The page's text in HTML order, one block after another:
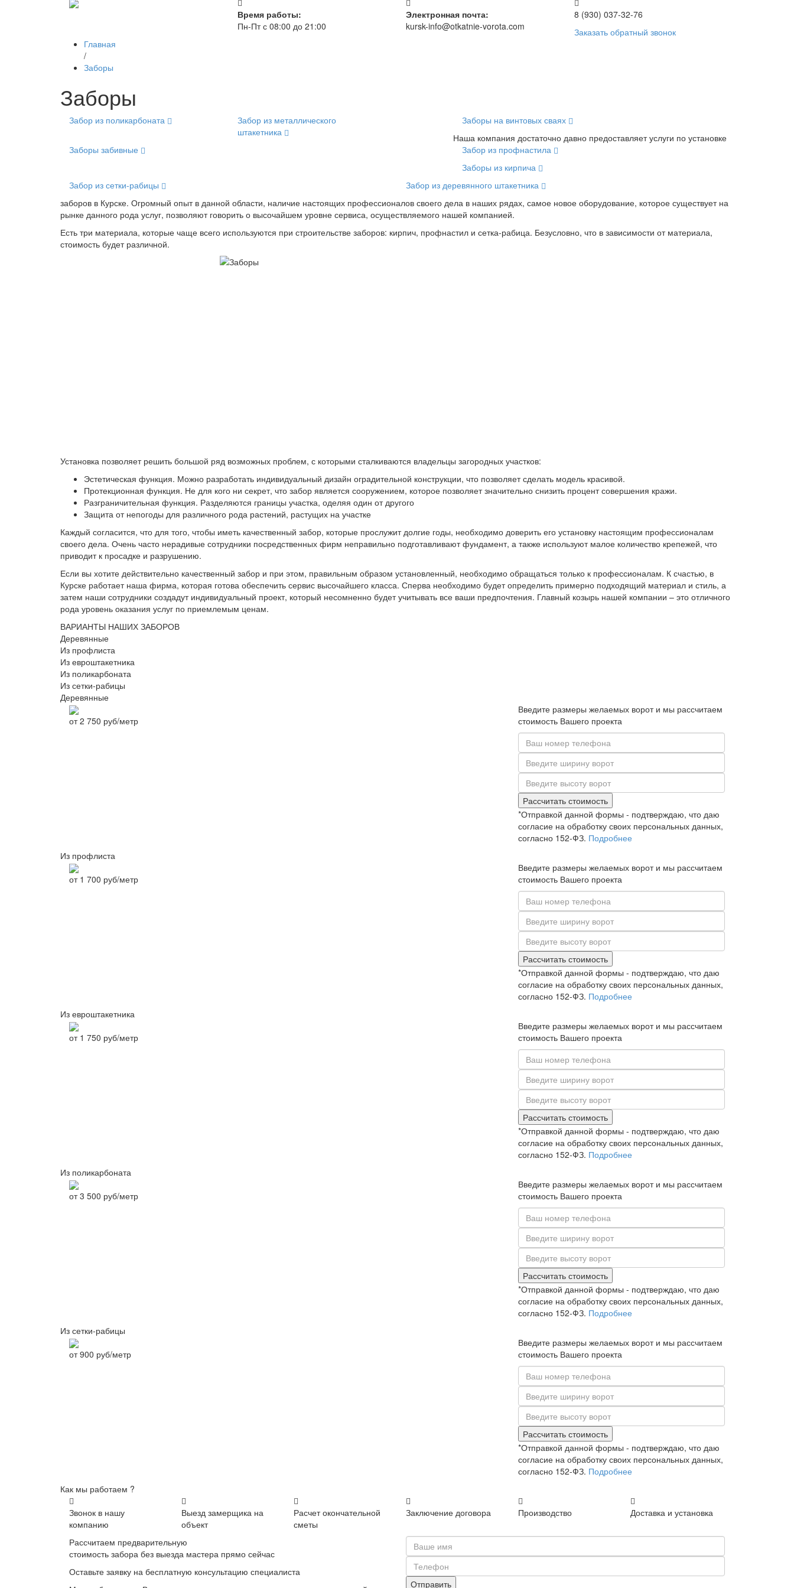
Время работы:
Пн-Пт с 08:00 до 21:00
Электронная почта:
kursk-info@otkatnie-vorota.com
8 (930) 037-32-76
Заказать обратный звонок
Главная
/
Заборы
Заборы
Забор из поликарбоната
Забор из металлического
штакетника
Заборы на винтовых сваях
Заборы забивные
Забор из профнастила
Заборы из кирпича
Забор из сетки-рабицы
Забор из деревянного штакетника
Наша компания достаточно давно предоставляет услуги по установке
заборов в Курске. Огромный опыт в данной области, наличие настоящих профессионалов своего дела в наших рядах, самое новое оборудование, которое существует на
рынке данного рода услуг, позволяют говорить о высочайшем уровне сервиса, осуществляемого нашей компанией.
Есть три материала, которые чаще всего используются при строительстве заборов: кирпич, профнастил и сетка-рабица. Безусловно, что в зависимости от материала,
стоимость будет различной.
Установка позволяет решить большой ряд возможных проблем, с которыми сталкиваются владельцы загородных участков:
Эстетическая функция. Можно разработать индивидуальный дизайн оградительной конструкции, что позволяет сделать модель красивой.
Протекционная функция. Не для кого ни секрет, что забор является сооружением, которое позволяет значительно снизить процент совершения кражи.
Разграничительная функция. Разделяются границы участка, оделяя один от другого
Защита от непогоды для различного рода растений, растущих на участке
Каждый согласится, что для того, чтобы иметь качественный забор, которые прослужит долгие годы, необходимо доверить его установку настоящим профессионалам
своего дела. Очень часто нерадивые сотрудники посредственных фирм неправильно подготавливают фундамент, а также используют малое количество крепежей, что
приводит к просадке и разрушению.
Если вы хотите действительно качественный забор и при этом, правильным образом установленный, необходимо обращаться только к профессионалам. К счастью, в
Курске работает наша фирма, которая готова обеспечить сервис высочайшего класса. Сперва необходимо будет определить примерно подходящий материал и стиль, а
затем наши сотрудники создадут индивидуальный проект, который несомненно будет учитывать все ваши предпочтения. Главный козырь нашей компании – это отличного
рода уровень оказания услуг по приемлемым ценам.
ВАРИАНТЫ НАШИХ ЗАБОРОВ
Деревянные
Из профлиста
Из евроштакетника
Из поликарбоната
Из сетки-рабицы
Деревянные
от2 750 руб/метр
Введите размеры желаемых ворот и мы рассчитаем
стоимость Вашего проекта
Рассчитать стоимость
*Отправкой данной формы - подтверждаю, что даю
согласие на обработку своих персональных данных,
согласно 152-ФЗ. Подробнее
Из профлиста
от 1 700 руб/метр
Введите размеры желаемых ворот и мы рассчитаем
стоимость Вашего проекта
Рассчитать стоимость
*Отправкой данной формы - подтверждаю, что даю
согласие на обработку своих персональных данных,
согласно 152-ФЗ. Подробнее
Из евроштакетника
от 1 750 руб/метр
Введите размеры желаемых ворот и мы рассчитаем
стоимость Вашего проекта
Рассчитать стоимость
*Отправкой данной формы - подтверждаю, что даю
согласие на обработку своих персональных данных,
согласно 152-ФЗ. Подробнее
Из поликарбоната
от3 500 руб/метр
Введите размеры желаемых ворот и мы рассчитаем
стоимость Вашего проекта
Рассчитать стоимость
*Отправкой данной формы - подтверждаю, что даю
согласие на обработку своих персональных данных,
согласно 152-ФЗ. Подробнее
Из сетки-рабицы
от900 руб/метр
Введите размеры желаемых ворот и мы рассчитаем
стоимость Вашего проекта
Рассчитать стоимость
*Отправкой данной формы - подтверждаю, что даю
согласие на обработку своих персональных данных,
согласно 152-ФЗ. Подробнее
Как мы работаем ?
Звонок в нашу
компанию
Выезд замерщика на
объект
Расчет окончательной
сметы
Заключение договора Производство Доставка и установка
Рассчитаем предварительную
стоимость забора без выезда мастера прямо сейчас
Оставьте заявку на бесплатную консультацию специалиста
Отправить